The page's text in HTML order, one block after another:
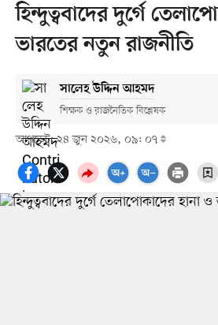
হিন্দুত্ববাদের দুর্গে
ভারতের নতুন রাজনীতি
সালেহ উদ্দিন আহমদ
শিক্ষক ও রাজনৈতিক বিশ্লেষক
আপডেট: ২৪ জুন ২০২৬, ০৯: ০৭